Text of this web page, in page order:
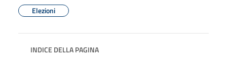
Elezioni
INDICE DELLA PAGINA